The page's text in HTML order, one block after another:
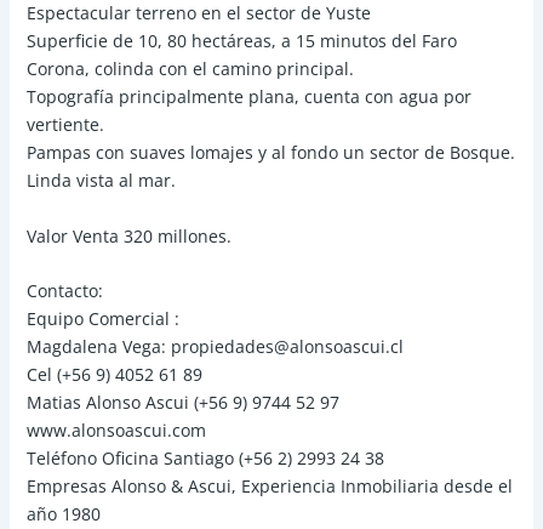
Espectacular terreno en el sector de Yuste
Superficie de 10, 80 hectáreas, a 15 minutos del Faro
Corona, colinda con el camino principal.
Topografía principalmente plana, cuenta con agua por
vertiente.
Pampas con suaves lomajes y al fondo un sector de Bosque.
Linda vista al mar.
Valor Venta 320 millones.
Contacto:
Equipo Comercial :
Magdalena Vega: propiedades@alonsoascui.cl
Cel (+56 9) 4052 61 89
Matias Alonso Ascui (+56 9) 9744 52 97
www.alonsoascui.com
Teléfono Oficina Santiago (+56 2) 2993 24 38
Empresas Alonso & Ascui, Experiencia Inmobiliaria desde el
año 1980